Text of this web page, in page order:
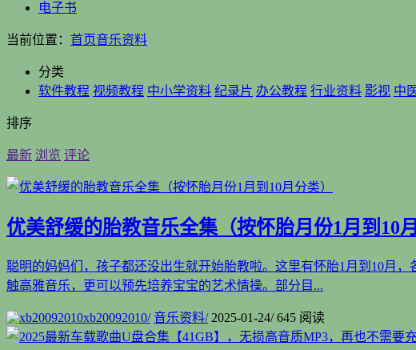
电子书
当前位置： 首页音乐资料
分类
软件教程 视频教程 中小学资料 纪录片 办公教程 行业资料 影视 中
排序
最新 浏览 评论
优美舒缓的胎教音乐全集（按怀胎月份1月到10月
聪明的妈妈们，孩子都还没出生就开始胎教啦。这里有怀胎1月到10月
触高雅音乐，更可以预先培养宝宝的艺术情操。部分目...
xb20092010/ 音乐资料/ 2025-01-24/ 645 阅读